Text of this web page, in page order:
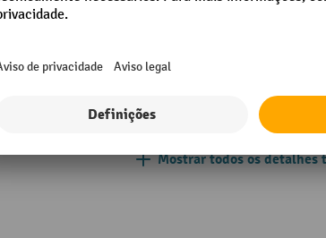
1000 kg
Mostrar todos os detalhes